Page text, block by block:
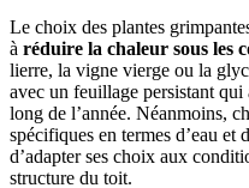
Le choix des plantes
à réduire la chaleur sous les
lierre, la vigne vierge ou la
avec un feuillage persistant
long de l’année. Néanmoins,
spécifiques en termes d’eau et
d’adapter ses choix aux
structure du toit.